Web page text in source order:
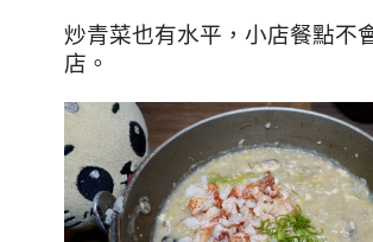
炒青菜也有水平，小店餐點不
店。